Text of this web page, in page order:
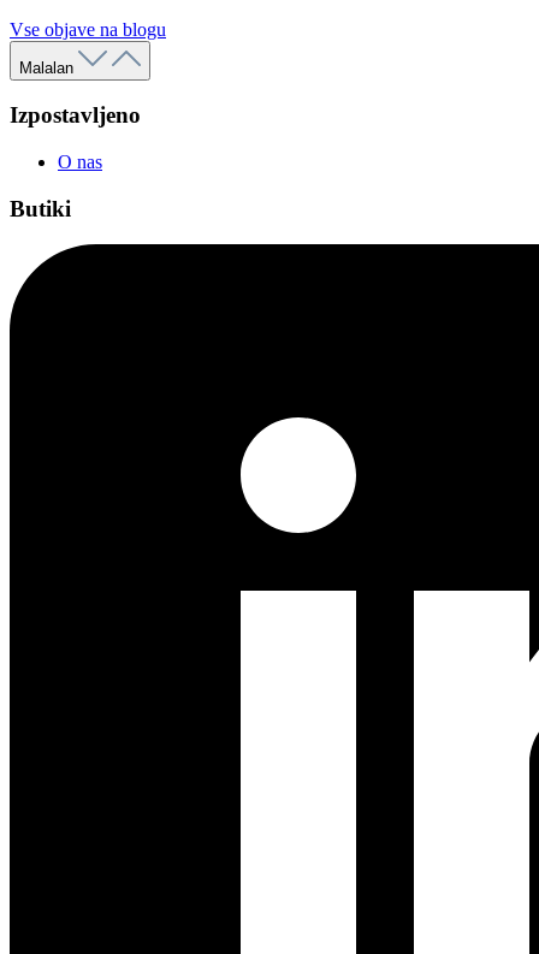
Vse objave na blogu
Malalan
Izpostavljeno
O nas
Butiki